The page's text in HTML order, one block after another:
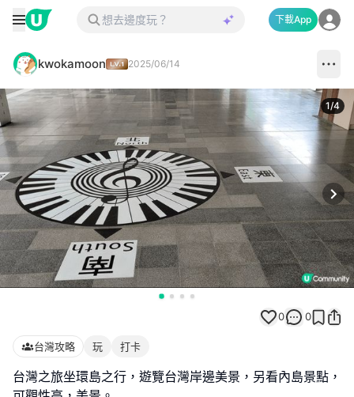
下載App
kwokamoon 2025/06/14
1/4
0 0
台灣攻略 玩 打卡
台灣之旅坐環島之行，遊覽台灣岸邊美景，另看內島景點，